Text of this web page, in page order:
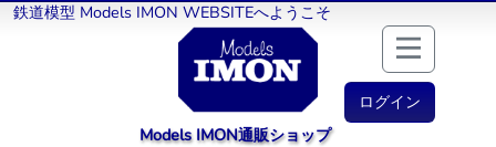
鉄道模型 Models IMON WEBSITEへようこそ
ログイン
Models IMON通販ショップ